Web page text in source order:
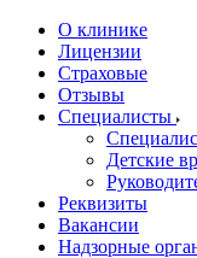
О клинике
Лицензии
Страховые
Отзывы
Специалисты
Детские
Реквизиты
Вакансии
Надзорные